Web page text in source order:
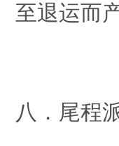
至退运而
八．尾程